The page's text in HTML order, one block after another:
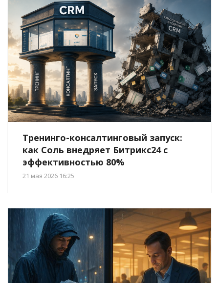
Тренинго-консалтинговый запуск:
как Соль внедряет Битрикс24 с
эффективностью 80%
21 мая 2026 16:25